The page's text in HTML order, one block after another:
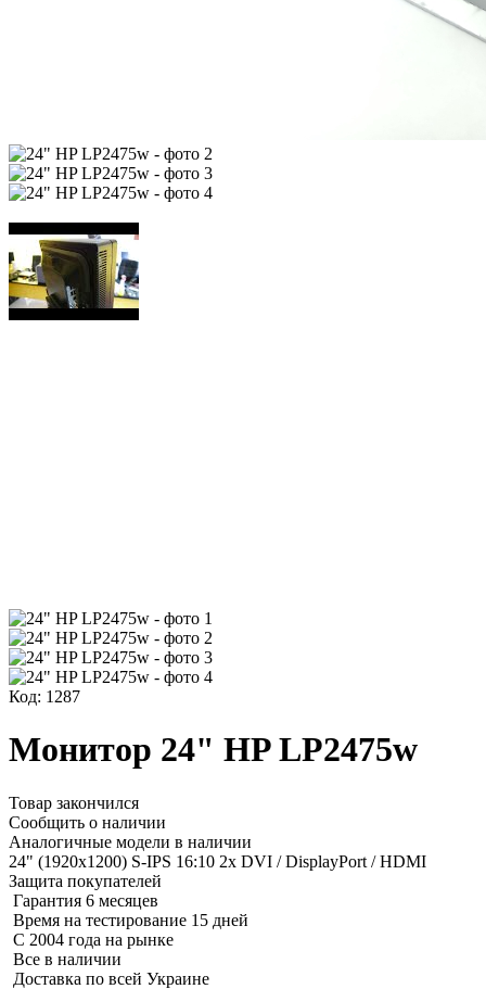
Код: 1287
Монитор 24" HP LP2475w
Товар закончился
Сообщить о наличии
Аналогичные модели в наличии
24" (1920x1200) S-IPS 16:10 2x DVI / DisplayPort / HDMI
Защита покупателей
Гарантия 6 месяцев
Время на тестирование 15 дней
С 2004 года на рынке
Все в наличии
Доставка по всей Украине